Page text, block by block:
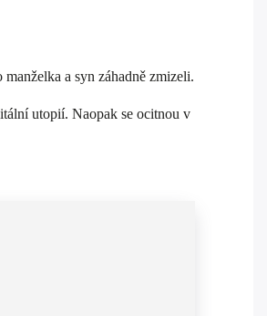
a syn záhadně zmizeli.
utopií. Naopak se ocitnou v